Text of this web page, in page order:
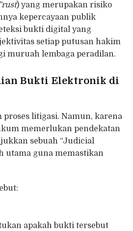
) yang merupakan risiko
kepercayaan publik
bukti digital yang
setiap putusan hakim
muruah lembaga peradilan.
Bukti Elektronik di
litigasi. Namun, karena
memerlukan pendekatan
sebuah “Judicial
utama guna memastikan
apakah bukti tersebut